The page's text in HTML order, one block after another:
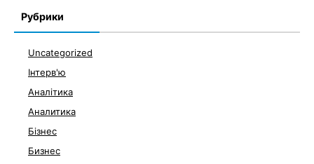
Рубрики
Uncategorized
Інтерв'ю
Аналітика
Аналитика
Бізнес
Бизнес